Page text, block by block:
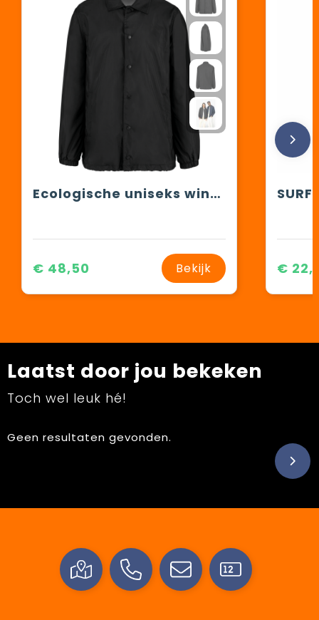
Ecologische uniseks windbreaker
€ 48,50 Bekijk €
Laatst door jou bekeken
Toch wel leuk hé!
Geen resultaten gevonden.